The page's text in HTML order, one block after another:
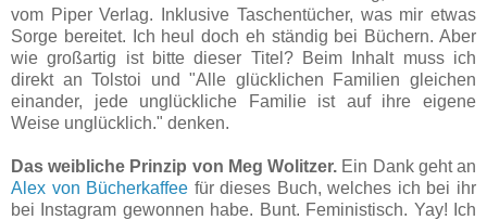
vom Piper Verlag. Inklusive Taschentücher, was mir etwas
Sorge bereitet. Ich heul doch eh ständig bei Büchern. Aber
wie großartig ist bitte dieser Titel? Beim Inhalt muss ich
direkt an Tolstoi und "Alle glücklichen Familien gleichen
einander, jede unglückliche Familie ist auf ihre eigene
Weise unglücklich." denken.
Das weibliche Prinzip von Meg Wolitzer. Ein Dank geht an
Alex von Bücherkaffee für dieses Buch, welches ich bei ihr
bei Instagram gewonnen habe. Bunt. Feministisch. Yay! Ich